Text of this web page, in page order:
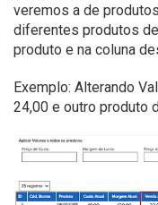
veremos a de
diferentes produtos
produto e na coluna
Exemplo: Alterando
24,00 e outro produto